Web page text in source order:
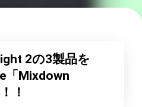
2の3製品を
「Mixdown
！